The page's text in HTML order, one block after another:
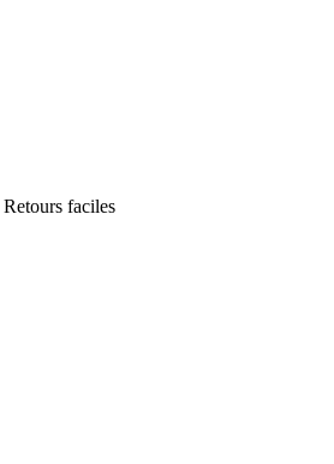
Retours faciles